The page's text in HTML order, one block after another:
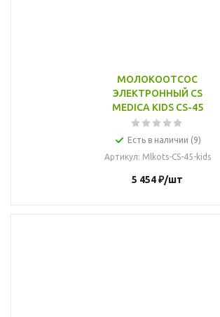
МОЛОКООТСОС
ЭЛЕКТРОННЫЙ CS
MEDICA KIDS CS-45
Есть в наличии (9)
Артикул: Mlkots-CS-45-kids
5 454₽/шт